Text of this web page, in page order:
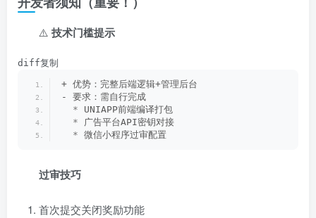
⚠️ ​ 技术门槛提示
diff复制
+ 优势：完整后端逻辑+管理后台
- 要求：需自行完成
* UNIAPP前端编译打包
* 广告平台API密钥对接
* 微信小程序过审配置
过审技巧
首次提交关闭奖励功能